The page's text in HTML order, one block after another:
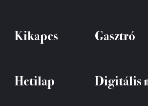
Kikapcs Gasztró
Hetilap Digitális